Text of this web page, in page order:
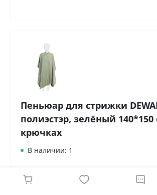
Пеньюар для стрижки
полиэстэр, зелёный 140*150
крючках
В наличии: 1
Цена за